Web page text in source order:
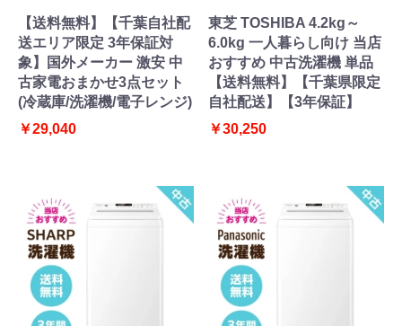
【送料無料】【千葉自社配
送エリア限定 3年保証対
象】国外メーカー 激安 中
古家電おまかせ3点セット
(冷蔵庫/洗濯機/電子レンジ)
￥29,040
東芝 TOSHIBA 4.2kg～
6.0kg 一人暮らし向け 当店
おすすめ 中古洗濯機 単品
【送料無料】【千葉県限定
自社配送】【3年保証】
￥30,250